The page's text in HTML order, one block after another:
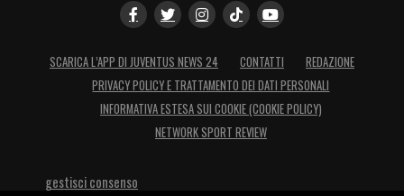
SCARICA L’APP DI JUVENTUS NEWS 24 CONTATTI
REDAZIONE
PRIVACY POLICY E TRATTAMENTO DEI DATI PERSONALI
INFORMATIVA ESTESA SUI COOKIE (COOKIE POLICY)
NETWORK SPORT REVIEW
gestisci consenso